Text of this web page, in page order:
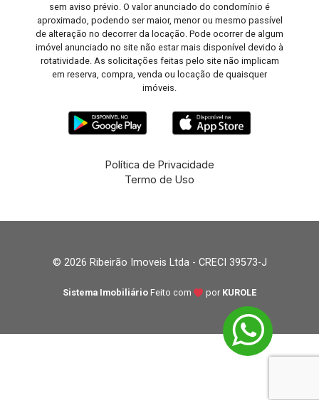
sem aviso prévio. O valor anunciado do condomínio é
aproximado, podendo ser maior, menor ou mesmo passível
de alteração no decorrer da locação. Pode ocorrer de algum
imóvel anunciado no site não estar mais disponível devido à
rotatividade. As solicitações feitas pelo site não implicam
em reserva, compra, venda ou locação de quaisquer
imóveis.
Política de Privacidade
Termo de Uso
© 2026 Ribeirão Imoveis Ltda - CRECI 39573-J
Sistema Imobiliário Feito com por KUROLE